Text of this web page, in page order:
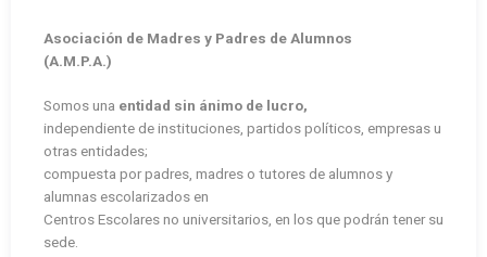
Asociación de Madres y Padres de Alumnos
(A.M.P.A.)
Somos una entidad sin ánimo de lucro,
independiente de instituciones, partidos políticos, empresas u
otras entidades;
compuesta por padres, madres o tutores de alumnos y
alumnas escolarizados en
Centros Escolares no universitarios, en los que podrán tener su
sede.